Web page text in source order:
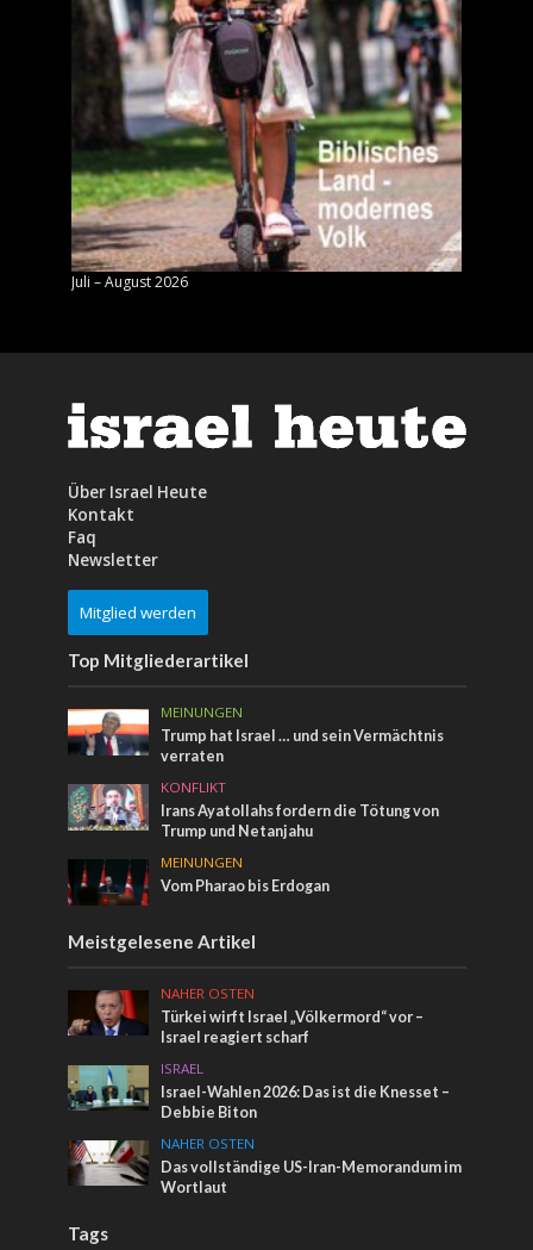
Juli – August 2026
Über Israel Heute
Kontakt
Faq
Newsletter
Mitglied werden
Top Mitgliederartikel
MEINUNGEN
Trump hat Israel … und sein Vermächtnis
verraten
KONFLIKT
Irans Ayatollahs fordern die Tötung von
Trump und Netanjahu
MEINUNGEN
Vom Pharao bis Erdogan
Meistgelesene Artikel
NAHER OSTEN
Türkei wirft Israel „Völkermord“ vor –
Israel reagiert scharf
ISRAEL
Israel-Wahlen 2026: Das ist die Knesset –
Debbie Biton
NAHER OSTEN
Das vollständige US-Iran-Memorandum im
Wortlaut
Tags